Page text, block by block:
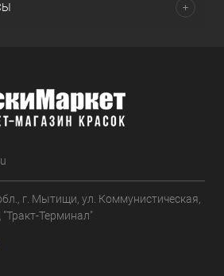
г. Мытищи, ул. Коммунистическая,
"Тракт-Терминал"